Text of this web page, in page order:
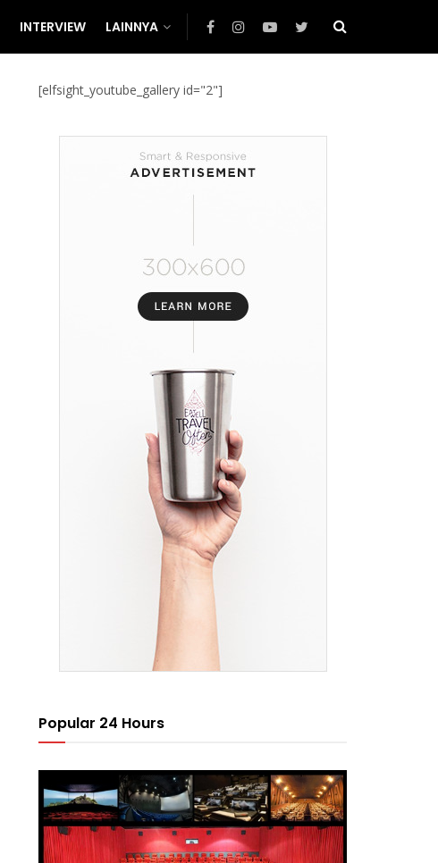
INTERVIEW LAINNYA
[elfsight_youtube_gallery id="2"]
Popular 24 Hours